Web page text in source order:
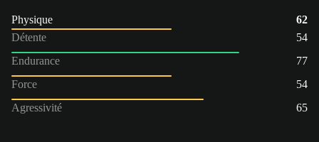
Physique
62
Détente
54
Endurance
77
Force
54
Agressivité
65